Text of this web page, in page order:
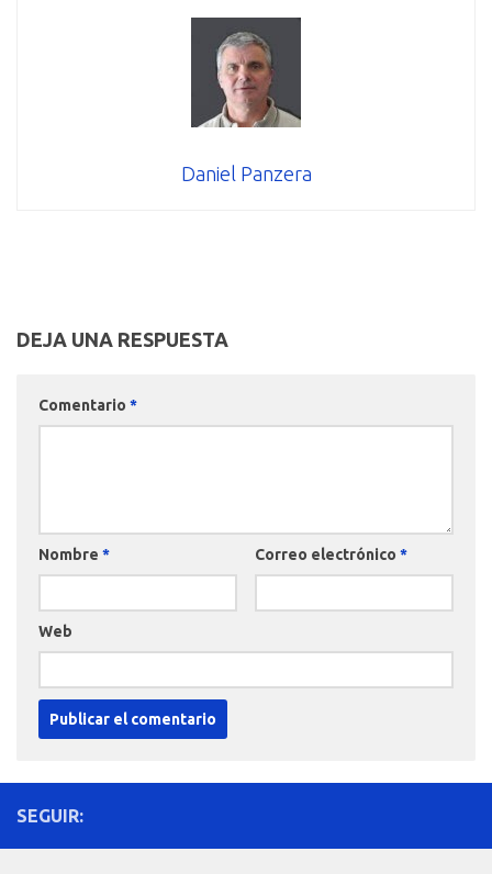
Daniel Panzera
DEJA UNA RESPUESTA
Comentario *
Nombre * Correo electrónico *
Web
SEGUIR: